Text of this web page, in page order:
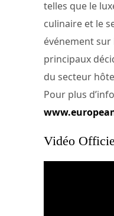
telles que le
culinaire et le
événement
principaux
du secteur
Pour plus
Vidéo